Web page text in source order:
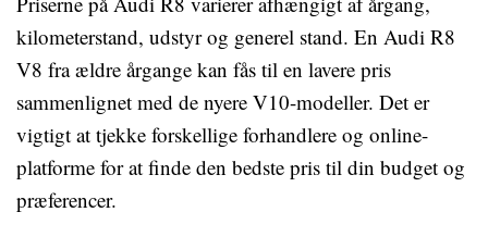
kilometerstand, udstyr og generel stand. En Audi R8
V8 fra ældre årgange kan fås til en lavere pris
sammenlignet med de nyere V10-modeller. Det er
vigtigt at tjekke forskellige forhandlere og online-
platforme for at finde den bedste pris til din budget og
præferencer.